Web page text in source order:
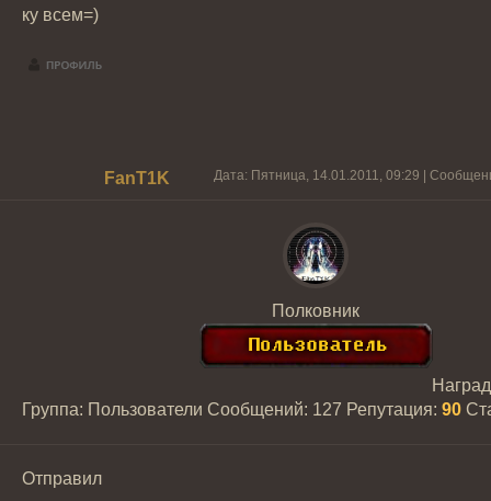
ку всем=)
FanT1K Дата: Пятница, 14.01.2011, 09:29 |
Полковник
Группа: Пользователи Сообщений: 127 Репутация: 90
Отправил